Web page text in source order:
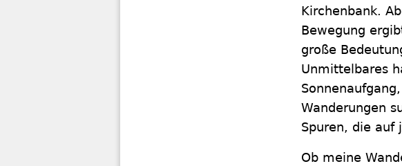
Kirchenbank.
Bewegung
große
Unmittelbares
Wanderungen
Spuren, die auf
Ob meine